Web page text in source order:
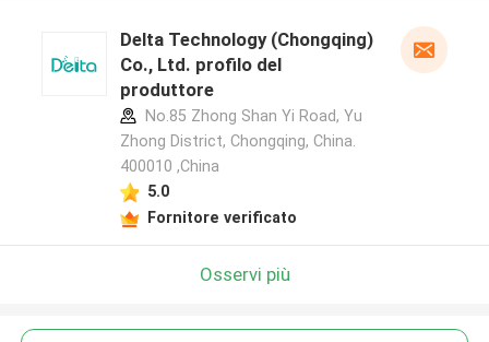
Delta Technology (Chongqing)
Co., Ltd. profilo del
produttore
No.85 Zhong Shan Yi Road, Yu
Zhong District, Chongqing, China.
400010 ,China
5.0
Fornitore verificato
Osservi più